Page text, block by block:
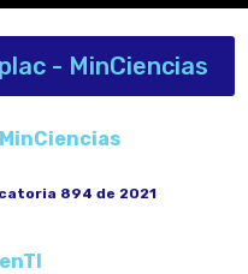
- MinCiencias
894 de 2021